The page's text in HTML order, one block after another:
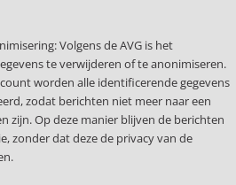
Volgens de AVG is het
te verwijderen of te anonimiseren.
worden alle identificerende gegevens
zodat berichten niet meer naar een
zijn. Op deze manier blijven de berichten
zonder dat deze de privacy van de